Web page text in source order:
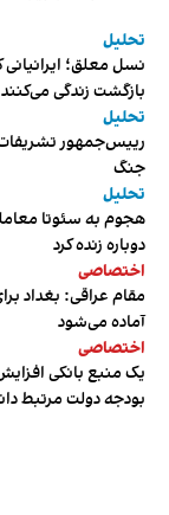
تحلیل
نسل معلق؛
بازگشت زندگی می‌کنند
تحلیل
رییس‌جمهور
جنگ
تحلیل
هجوم به سئوتا
دوباره زنده کرد
اختصاصی
مقام عراقی: بغداد
آماده می‌شود
اختصاصی
یک منبع بانکی
بودجه دولت مرتبط